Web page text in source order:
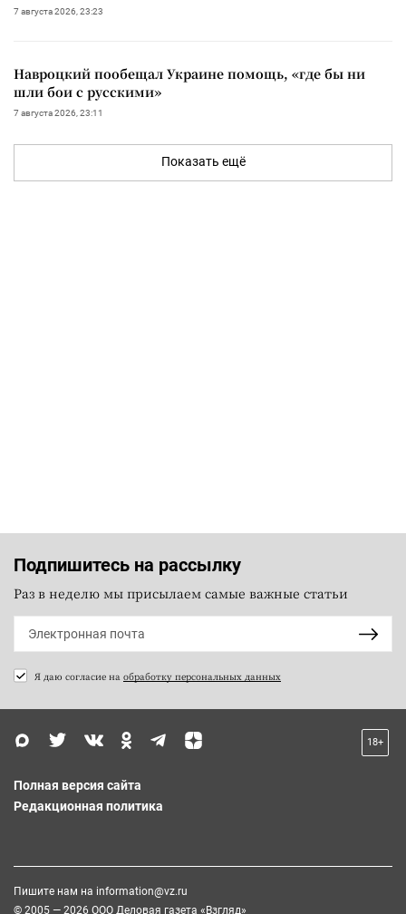
7 августа 2026, 23:23
Навроцкий пообещал Украине помощь, «где бы ни
шли бои с русскими»
7 августа 2026, 23:11
Показать ещё
Подпишитесь на рассылку
Раз в неделю мы присылаем самые важные статьи
Я даю согласие на обработку персональных данных
18+
Полная версия сайта
Редакционная политика
Пишите нам на information@vz.ru
© 2005 — 2026 ООО Деловая газета «Взгляд»